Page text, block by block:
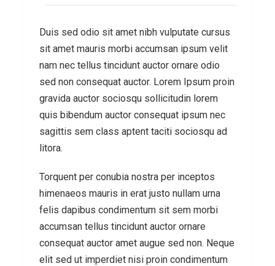
Duis sed odio sit amet nibh vulputate cursus
sit amet mauris morbi accumsan ipsum velit
nam nec tellus tincidunt auctor ornare odio
sed non consequat auctor. Lorem Ipsum proin
gravida auctor sociosqu sollicitudin lorem
quis bibendum auctor consequat ipsum nec
sagittis sem class aptent taciti sociosqu ad
litora.
Torquent per conubia nostra per inceptos
himenaeos mauris in erat justo nullam urna
felis dapibus condimentum sit sem morbi
accumsan tellus tincidunt auctor ornare
consequat auctor amet augue sed non. Neque
elit sed ut imperdiet nisi proin condimentum